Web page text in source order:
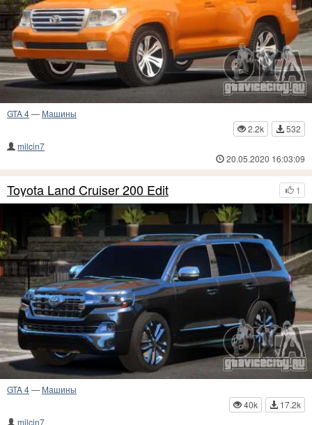
GTA 4— Машины
2.2k
532
milcin7
20.05.2020 16:03:09
1
Toyota Land Cruiser 200 Edit
GTA 4— Машины
40k
17.2k
milcin7